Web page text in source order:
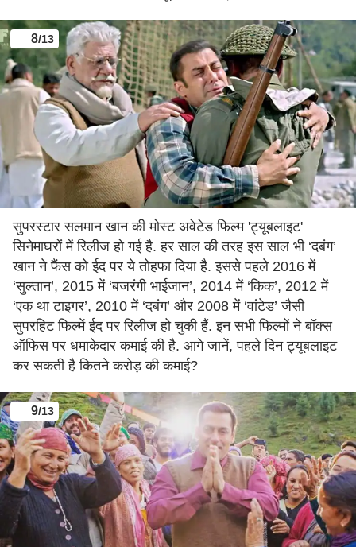
8/13
सुपरस्टार सलमान खान की मोस्ट अवेटेड फिल्म 'ट्यूबलाइट'
सिनेमाघरों में रिलीज हो गई है. हर साल की तरह इस साल भी ‘दबंग’
खान ने फैंस को ईद पर ये तोहफा दिया है. इससे पहले 2016 में
‘सुल्तान’, 2015 में ‘बजरंगी भाईजान’, 2014 में ‘किक’, 2012 में
‘एक था टाइगर’, 2010 में ‘दबंग’ और 2008 में ‘वांटेड’ जैसी
सुपरहिट फिल्में ईद पर रिलीज हो चुकी हैं. इन सभी फिल्मों ने बॉक्स
ऑफिस पर धमाकेदार कमाई की है. आगे जानें, पहले दिन ट्यूबलाइट
कर सकती है कितने करोड़ की कमाई?
9/13